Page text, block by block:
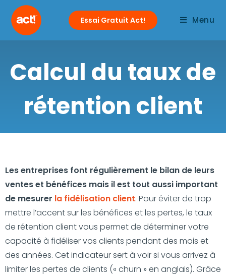
Menu
Essai Gratuit Act!
Calcul du taux de
rétention client
Les entreprises font régulièrement le bilan de leurs
ventes et bénéfices mais il est tout aussi important
de mesurer la fidélisation client. Pour éviter de trop
mettre l’accent sur les bénéfices et les pertes, le taux
de rétention client vous permet de déterminer votre
capacité à fidéliser vos clients pendant des mois et
des années. Cet indicateur sert à voir si vous arrivez à
limiter les pertes de clients (« churn » en anglais). Grâce